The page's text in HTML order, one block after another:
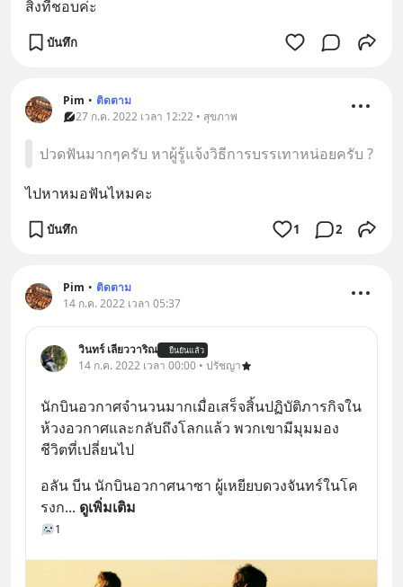
สิ่งที่ชอบค่ะ
บันทึก
Pim • ติดตาม
27 ก.ค. 2022 เวลา 12:22 • สุขภาพ
ปวดฟันมากๆครับ หาผู้รู้แจ้งวิธีการบรรเทาหน่อยครับ ?
ไปหาหมอฟันไหมคะ
บันทึก 1 2
Pim • ติดตาม
14 ก.ค. 2022 เวลา 05:37
วินทร์ เลียววาริณ ยืนยันแล้ว
14 ก.ค. 2022 เวลา 00:00 • ปรัชญา
นักบินอวกาศจำนวนมากเมื่อเสร็จสิ้นปฏิบัติภารกิจใน
ห้วงอวกาศและกลับถึงโลกแล้ว พวกเขามีมุมมอง
ชีวิตที่เปลี่ยนไป
อลัน บีน นักบินอวกาศนาซา ผู้เหยียบดวงจันทร์ในโค
รงก... ดูเพิ่มเติม
1